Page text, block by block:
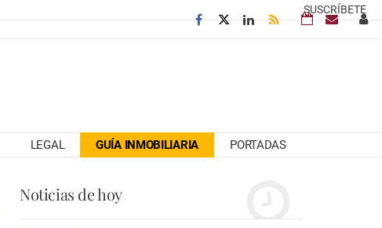
SUSCRÍBETE
LEGAL GUÍA INMOBILIARIA PORTADAS
Noticias de hoy